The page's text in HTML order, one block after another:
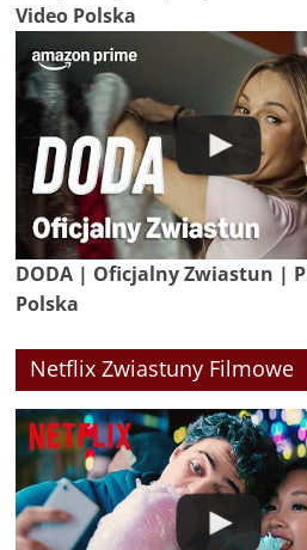
Video Polska
DODA | Oficjalny Zwiastun |
Polska
Netflix Zwiastuny Filmowe